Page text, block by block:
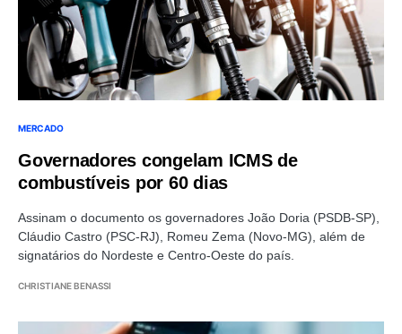
MERCADO
Governadores congelam ICMS de
combustíveis por 60 dias
Assinam o documento os governadores João Doria (PSDB-SP),
Cláudio Castro (PSC-RJ), Romeu Zema (Novo-MG), além de
signatários do Nordeste e Centro-Oeste do país.
CHRISTIANE BENASSI